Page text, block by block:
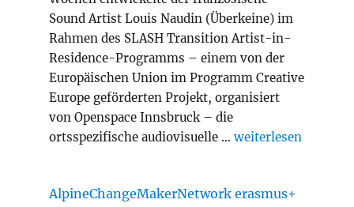
Sound Artist Louis Naudin (Überkeine) im
Rahmen des SLASH Transition Artist-in-
Residence-Programms – einem von der
Europäischen Union im Programm Creative
Europe geförderten Projekt, organisiert
von Openspace Innsbruck – die
ortsspezifische audiovisuelle …„Slash Transition
weiterlesen
AlpineChangeMakerNetwork erasmus+